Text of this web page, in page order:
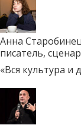
Анна
писатель,
«Вся культура и